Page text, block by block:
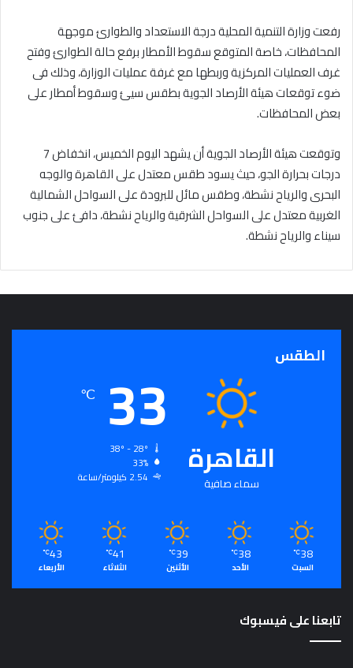
رفعت وزارة التنمية المحلية درجة الاستعداد والطوارئ موجهة
المحافظات، خاصة المتوقع سقوط الأمطار برفع حالة الطوارئ وفتح
غرف العمليات المركزية وربطها مع غرفة عمليات الوزارة، وذلك فى
ضوء توقعات هيئة الأرصاد الجوية بطقس سيئ وسقوط أمطار على
بعض المحافظات.
وتوقعت هيئة الأرصاد الجوية أن يشهد اليوم الخميس، انخفاض 7
درجات بحرارة الجو، حيث يسود طقس معتدل على القاهرة والوجه
البحرى والرياح نشطة، وطقس مائل للبرودة على السواحل الشمالية
الغربية معتدل على السواحل الشرقية والرياح نشطة، دافئ على جنوب
سيناء والرياح نشطة.
الطقس
القاهرة
سماء صافية
33
℃
33%
2.54 كيلومتر/ساعة
38
℃
السبت
38
℃
الأحد
39
℃
الأثنين
41
℃
الثلاثاء
43
℃
الأربعاء
تابعنا على فيسبوك